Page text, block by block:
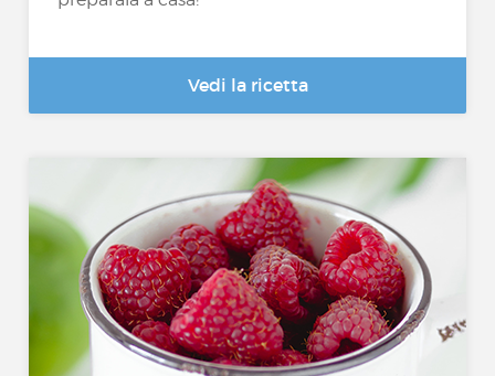
Vedi la ricetta